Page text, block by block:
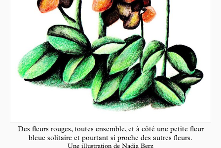
Des fleurs rouges, toutes ensemble, et à côté une petite fleur
bleue solitaire et pourtant si proche des autres fleurs.
Une illustration de Nadia Berz